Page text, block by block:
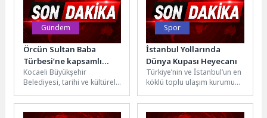
Gündem
Örcün Sultan Baba
Türbesi’ne kapsamlı
dokunuş
Kocaeli Büyükşehir
Belediyesi, tarihi ve kültürel
çıkıyor. Bu kapsamda
Gölcük’te bulunan Örcün...
Spor
İstanbul Yollarında
Dünya Kupası Heyecanı
Türkiye’nin ve İstanbul’un en
köklü toplu ulaşım kurumu
Belediyesi (İBB) bağlı
kuruluşu...